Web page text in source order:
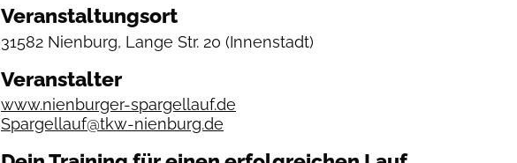
Veranstaltungsort
31582 Nienburg, Lange Str. 20 (Innenstadt)
Veranstalter
www.nienburger-spargellauf.de
Spargellauf@tkw-nienburg.de